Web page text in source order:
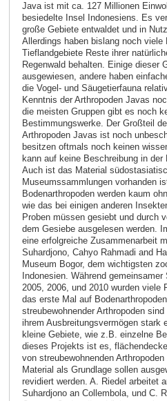
Java ist mit ca. 127 Millionen
besiedelte Insel Indonesiens. Es
große Gebiete entwaldet und in
Allerdings haben bislang noch viele
Tieflandgebiete Reste ihrer
Regenwald behalten. Einige dieser
ausgewiesen, andere haben
die Vogel- und Säugetierfauna
Kenntnis der Arthropoden Javas
die meisten Gruppen gibt es noch
Bestimmungswerke. Der Großteil
Arthropoden Javas ist noch
besitzen oftmals noch keinen
kann auf keine Beschreibung in der
Auch ist das Material
Museumssammlungen vorhanden
Bodenarthropoden werden kaum
wie das bei einigen anderen
Proben müssen gesiebt und durch
dem Gesiebe ausgelesen werden.
eine erfolgreiche Zusammenarbeit
Suhardjono, Cahyo Rahmadi and
Museum Bogor, dem wichtigsten
Indonesien. Während
2005, 2006, und 2010 wurden viele
das erste Mal auf
streubewohnender Arthropoden
ihrem Ausbreitungsvermögen stark
kleine Gebiete, wie z.B. einzelne
dieses Projekts ist es,
von streubewohnenden
Material als Grundlage sollen
revidiert werden. A. Riedel arbeitet
Suhardjono an Collembola, und C.